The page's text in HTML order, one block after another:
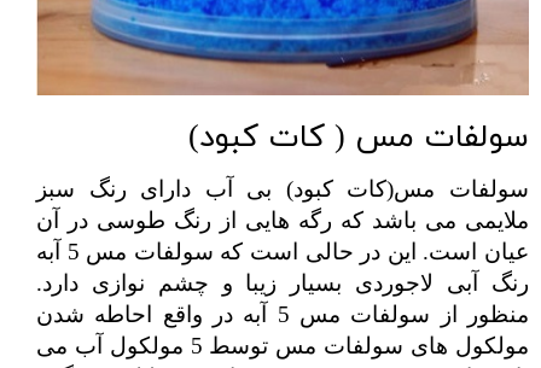
سولفات مس ( کات کبود)
سولفات مس(کات کبود)
ملا